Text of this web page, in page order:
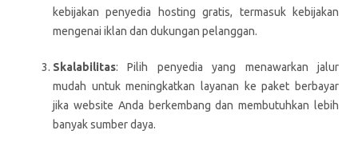
kebijakan penyedia hosting gratis, termasuk kebijakan
mengenai iklan dan dukungan pelanggan.
Skalabilitas: Pilih penyedia yang menawarkan jalur
mudah untuk meningkatkan layanan ke paket berbayar
jika website Anda berkembang dan membutuhkan lebih
banyak sumber daya.